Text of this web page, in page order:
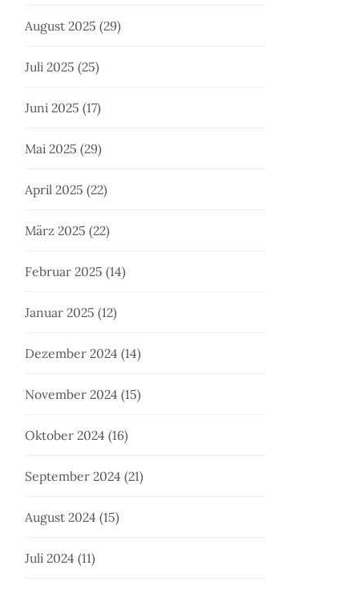
August 2025 (29)
Juli 2025 (25)
Juni 2025 (17)
Mai 2025 (29)
April 2025 (22)
März 2025 (22)
Februar 2025 (14)
Januar 2025 (12)
Dezember 2024 (14)
November 2024 (15)
Oktober 2024 (16)
September 2024 (21)
August 2024 (15)
Juli 2024 (11)